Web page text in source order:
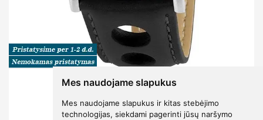
Mes naudojame slapukus
Mes naudojame slapukus ir kitas stebėjimo
technologijas, siekdami pagerinti jūsų naršymo
1-1943K
€15900